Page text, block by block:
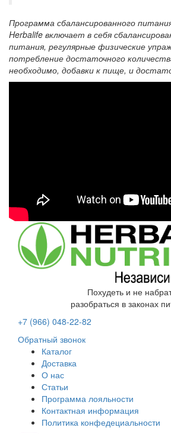
Программа сбалансированного
Herbalife включает в себя
питания, регулярные физические
потребление достаточного
необходимо, добавки к пище, и
Похудеть и не
разобраться в законах
+7 (966) 048-22-82
Обратный звонок
Каталог
Доставка
О нас
Статьи
Программа лояльности
Контактная информация
Политика конфедециальности